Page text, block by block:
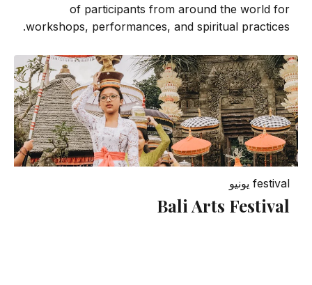
of participants from around the world for
workshops, performances, and spiritual practices.
festival يونيو
Bali Arts Festival